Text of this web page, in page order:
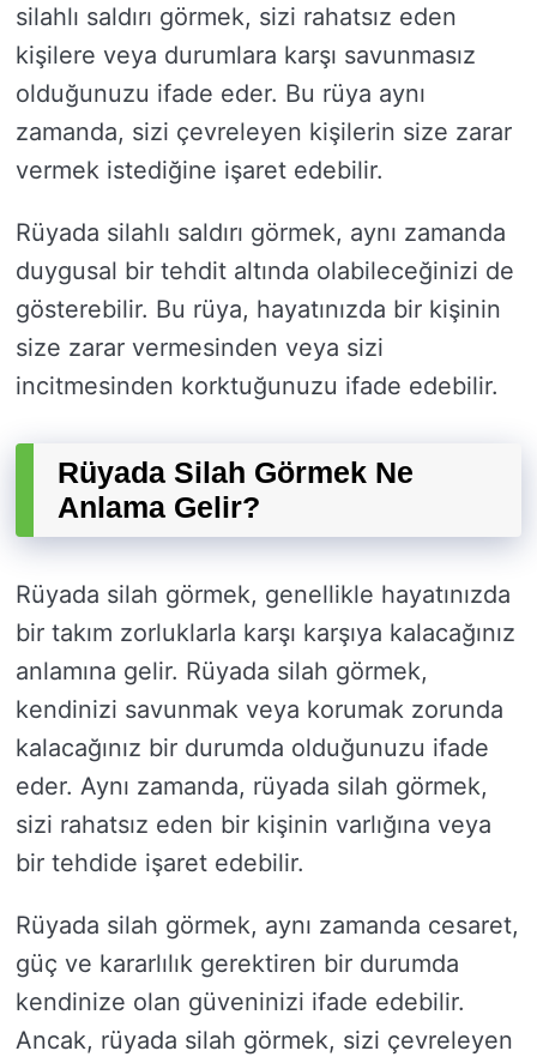
silahlı saldırı görmek, sizi rahatsız eden
kişilere veya durumlara karşı savunmasız
olduğunuzu ifade eder. Bu rüya aynı
zamanda, sizi çevreleyen kişilerin size zarar
vermek istediğine işaret edebilir.
Rüyada silahlı saldırı görmek, aynı zamanda
duygusal bir tehdit altında olabileceğinizi de
gösterebilir. Bu rüya, hayatınızda bir kişinin
size zarar vermesinden veya sizi
incitmesinden korktuğunuzu ifade edebilir.
Rüyada Silah Görmek Ne
Anlama Gelir?
Rüyada silah görmek, genellikle hayatınızda
bir takım zorluklarla karşı karşıya kalacağınız
anlamına gelir. Rüyada silah görmek,
kendinizi savunmak veya korumak zorunda
kalacağınız bir durumda olduğunuzu ifade
eder. Aynı zamanda, rüyada silah görmek,
sizi rahatsız eden bir kişinin varlığına veya
bir tehdide işaret edebilir.
Rüyada silah görmek, aynı zamanda cesaret,
güç ve kararlılık gerektiren bir durumda
kendinize olan güveninizi ifade edebilir.
Ancak, rüyada silah görmek, sizi çevreleyen